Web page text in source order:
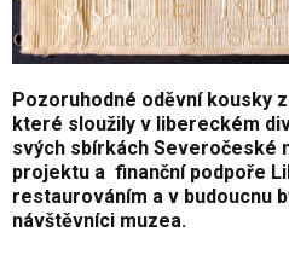
Pozoruhodné oděvní kousky
které sloužily v libereckém
svých sbírkách Severočeské
projektu a finanční podpoře
restaurováním a v budoucnu
návštěvníci muzea.